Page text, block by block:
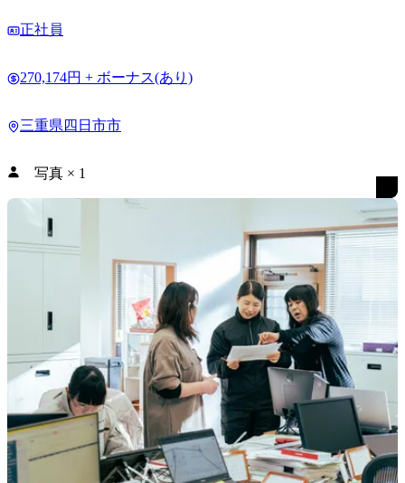
正社員
270,174円 + ボーナス(あり)
三重県四日市市
写真 × 1